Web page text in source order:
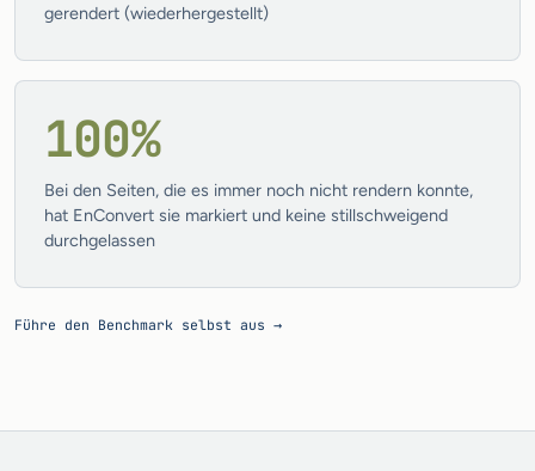
gerendert (wiederhergestellt)
100%
Bei den Seiten, die es immer noch nicht rendern konnte,
hat EnConvert sie markiert und keine stillschweigend
durchgelassen
Führe den Benchmark selbst aus →